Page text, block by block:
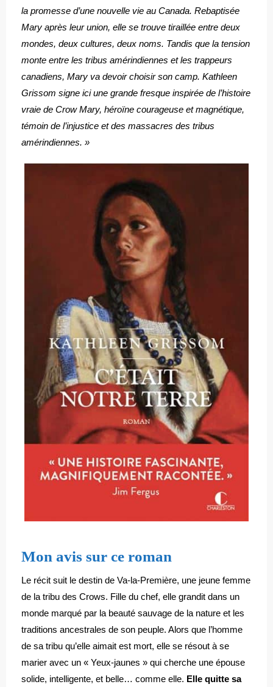
la promesse d’une nouvelle vie au Canada. Rebaptisée
Mary après leur union, elle se trouve tiraillée entre deux
mondes, deux cultures, deux noms. Tandis que la tension
monte entre les tribus amérindiennes et les trappeurs
canadiens, Mary va devoir choisir son camp. Kathleen
Grissom signe ici une grande fresque inspirée de l’histoire
vraie de Crow Mary, héroïne courageuse et magnétique,
témoin de l’injustice et des massacres des tribus
amérindiennes. »
Mon avis sur ce roman
Le récit suit le destin de Va-la-Première, une jeune femme
de la tribu des Crows. Fille du chef, elle grandit dans un
monde marqué par la beauté sauvage de la nature et les
traditions ancestrales de son peuple. Alors que l’homme
de sa tribu qu’elle aimait est mort, elle se résout à se
marier avec un « Yeux-jaunes » qui cherche une épouse
solide, intelligente, et belle… comme elle. Elle quitte sa